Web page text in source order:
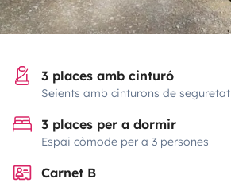
3 places amb cinturó
Seients amb cinturons de seguretat
3 places per a dormir
Espai còmode per a 3 persones
Carnet B